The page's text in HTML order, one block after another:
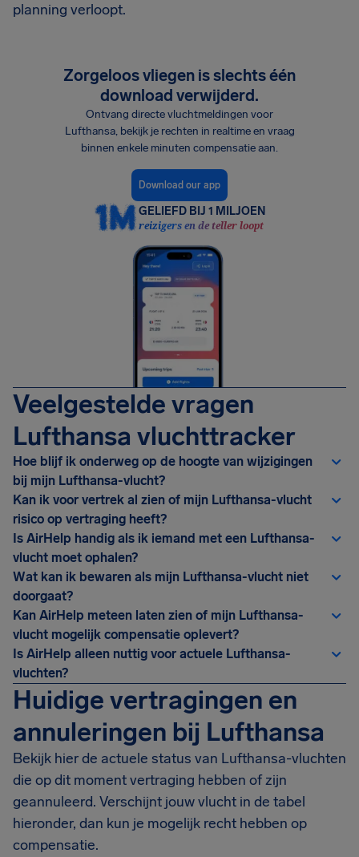
planning verloopt.
Zorgeloos vliegen is slechts één
download verwijderd.
Ontvang directe vluchtmeldingen voor
Lufthansa, bekijk je rechten in realtime en vraag
binnen enkele minuten compensatie aan.
Download our app
GELIEFD BIJ 1 MILJOEN
reizigers en de teller loopt
Veelgestelde vragen
Lufthansa vluchttracker
Hoe blijf ik onderweg op de hoogte van wijzigingen
bij mijn Lufthansa-vlucht?
Kan ik voor vertrek al zien of mijn Lufthansa-vlucht
risico op vertraging heeft?
Is AirHelp handig als ik iemand met een Lufthansa-
vlucht moet ophalen?
Wat kan ik bewaren als mijn Lufthansa-vlucht niet
doorgaat?
Kan AirHelp meteen laten zien of mijn Lufthansa-
vlucht mogelijk compensatie oplevert?
Is AirHelp alleen nuttig voor actuele Lufthansa-
vluchten?
Huidige vertragingen en
annuleringen bij Lufthansa
Bekijk hier de actuele status van Lufthansa-vluchten
die op dit moment vertraging hebben of zijn
geannuleerd. Verschijnt jouw vlucht in de tabel
hieronder, dan kun je mogelijk recht hebben op
compensatie.